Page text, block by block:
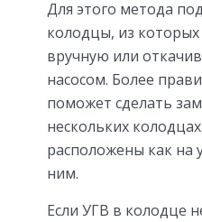
Для этого метода
колодцы, из которых
вручную или
насосом. Более
поможет сделать
нескольких
расположены как на
ним.
Если УГВ в колодце